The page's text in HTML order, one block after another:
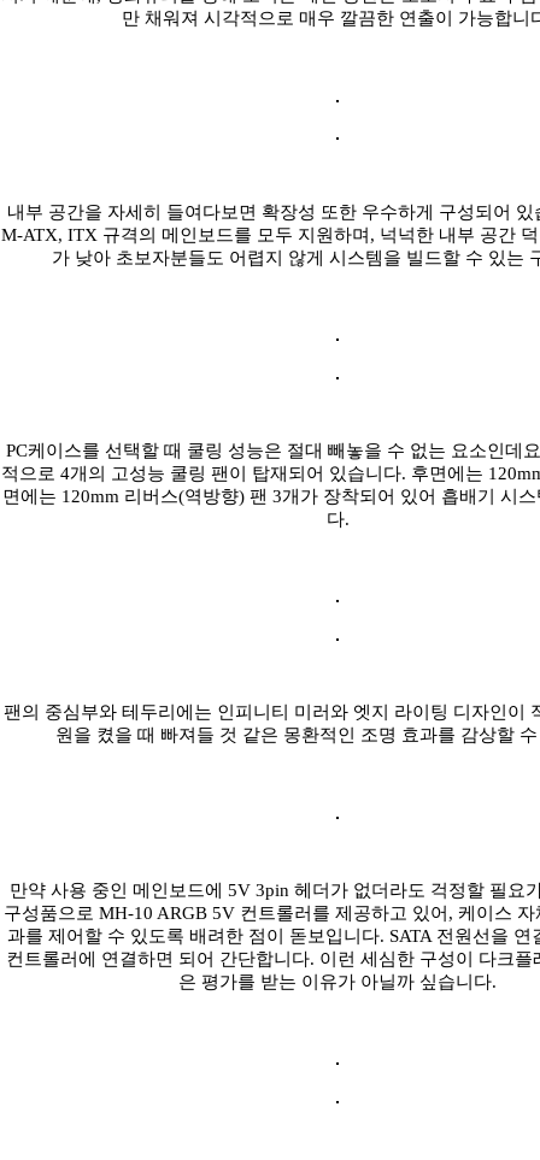
만 채워져 시각적으로 매우 깔끔한 연출이 가능합니
내부 공간을 자세히 들여다보면 확장성 또한 우수하게 구성되어 있
M-ATX, ITX 규격의 메인보드를 모두 지원하며, 넉넉한 내부 공간
가 낮아 초보자분들도 어렵지 않게 시스템을 빌드할 수 있는
PC케이스를 선택할 때 쿨링 성능은 절대 빼놓을 수 없는 요소인데
적으로 4개의 고성능 쿨링 팬이 탑재되어 있습니다. 후면에는
면에는 120mm 리버스(역방향) 팬 3개가 장착되어 있어 흡배기 시
다.
팬의 중심부와 테두리에는 인피니티 미러와 엣지 라이팅 디자인이
원을 켰을 때 빠져들 것 같은 몽환적인 조명 효과를 감상할
만약 사용 중인 메인보드에 5V 3pin 헤더가 없더라도 걱정할 필요
구성품으로 MH-10 ARGB 5V 컨트롤러를 제공하고 있어, 케이스
과를 제어할 수 있도록 배려한 점이 돋보입니다. SATA 전원선을 연
컨트롤러에 연결하면 되어 간단합니다. 이런 세심한 구성이 다크플
은 평가를 받는 이유가 아닐까 싶습니다.